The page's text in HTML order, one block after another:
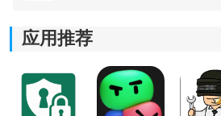
《磁力多手机版app》软件介绍：
1.强大的磁力搜索工具，帮助你快
源，你能够根据不同的分类筛选
应用推荐